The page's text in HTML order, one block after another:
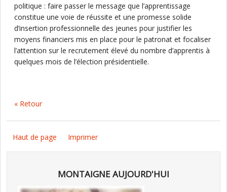
politique : faire passer le message que l’apprentissage
constitue une voie de réussite et une promesse solide
d’insertion professionnelle des jeunes pour justifier les
moyens financiers mis en place pour le patronat et focaliser
l’attention sur le recrutement élevé du nombre d’apprentis à
quelques mois de l’élection présidentielle.
« Retour
Haut de page Imprimer
MONTAIGNE AUJOURD'HUI